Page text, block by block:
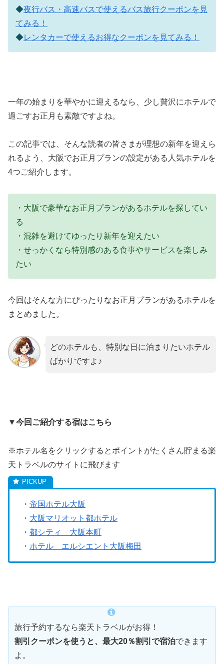
◆夜行バス・高速バスで使えるバス旅行クーポンを見
てみる！
◆レンタカーで使えるお得なクーポンを見てみる！
一年の始まりを華やかに迎えるなら、少し贅沢にホテルで
過ごすお正月も素敵ですよね。
この記事では、そんな読者の皆さまが理想の新年を迎えら
れるよう、大阪でお正月プランの設定がある人気ホテルを
4つご紹介します。
・大阪で豪華なお正月プランがあるホテルを探してい
る
・混雑を避けてゆったり新年を迎えたい
・せっかくなら特別感のある食事やサービスを楽しみ
たい
今回はそんな方にぴったりなお正月プランがあるホテルを
まとめました。
どのホテルも、特別な日に泊まりたいホテル
ばかりですよ♪
▼今回ご紹介する宿はこちら
※ホテル名をクリックするとポイントがたくさん貯まる楽
天トラベルのサイトに飛びます
・ 帝国ホテル大阪
・ 大阪マリオット都ホテル
・ 都シティ 大阪本町
・ ホテル エルシエント大阪梅田
旅行予約するなら楽天トラベルがお得！
割引クーポンを使うと、最大20％割引で宿泊できます
よ。